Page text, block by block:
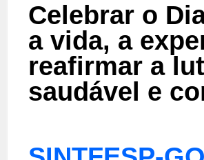
Celebrar o
a vida, a
reafirmar a
saudável e